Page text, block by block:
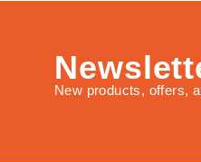
New products, offers,